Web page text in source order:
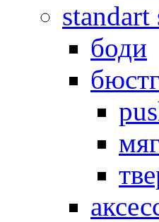
standart
боди